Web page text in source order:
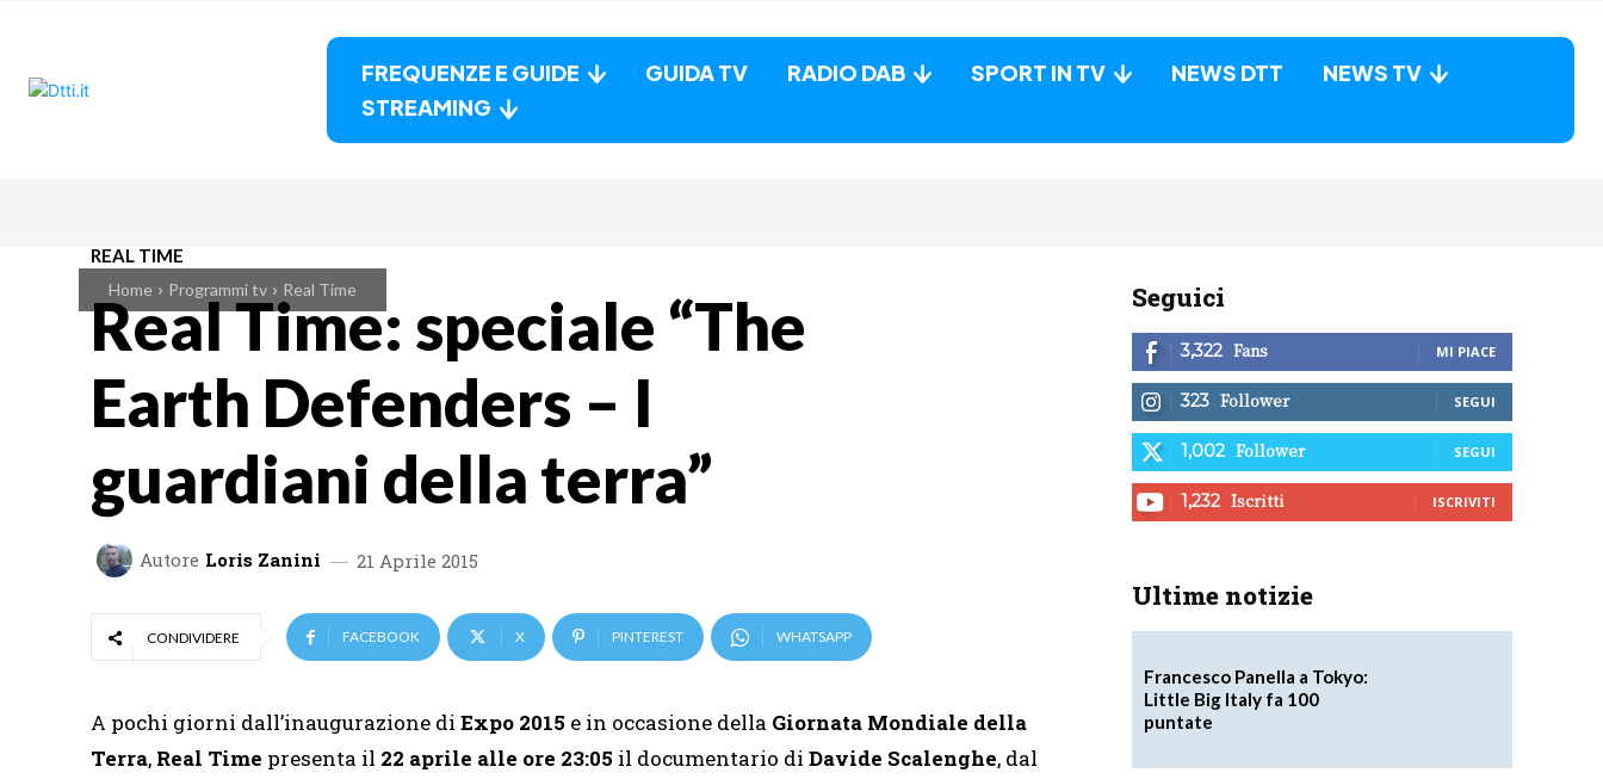
FREQUENZE E GUIDE GUIDA TV RADIO DAB SPORT IN TV NEWS DTT
NEWS TV
STREAMING
Home Programmi tv Real Time
REAL TIME
Real Time: speciale “The
Earth Defenders – I
guardiani della terra”
Autore Loris Zanini 21 Aprile 2015
CONDIVIDERE FACEBOOK X PINTEREST WHATSAPP
A pochi giorni dall’inaugurazione di Expo 2015 e in occasione della Giornata Mondiale della
Terra, Real Time presenta il 22 aprile alle ore 23:05 il documentario di Davide Scalenghe, dal
Seguici
3,322 Fans MI PIACE
323 Follower SEGUI
1,002 Follower SEGUI
1,232 Iscritti ISCRIVITI
Ultime notizie
Francesco Panella a Tokyo:
Little Big Italy fa 100
puntate